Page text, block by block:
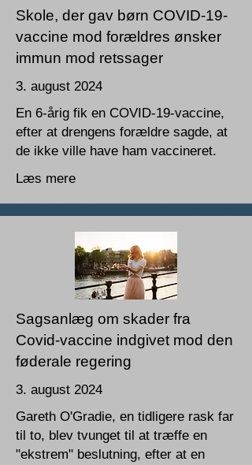
Skole, der gav børn COVID-19-
vaccine mod forældres ønsker
immun mod retssager
3. august 2024
En 6-årig fik en COVID-19-vaccine,
efter at drengens forældre sagde, at
de ikke ville have ham vaccineret.
Læs mere
Sagsanlæg om skader fra
Covid-vaccine indgivet mod den
føderale regering
3. august 2024
Gareth O'Gradie, en tidligere rask far
til to, blev tvunget til at træffe en
"ekstrem" beslutning, efter at en